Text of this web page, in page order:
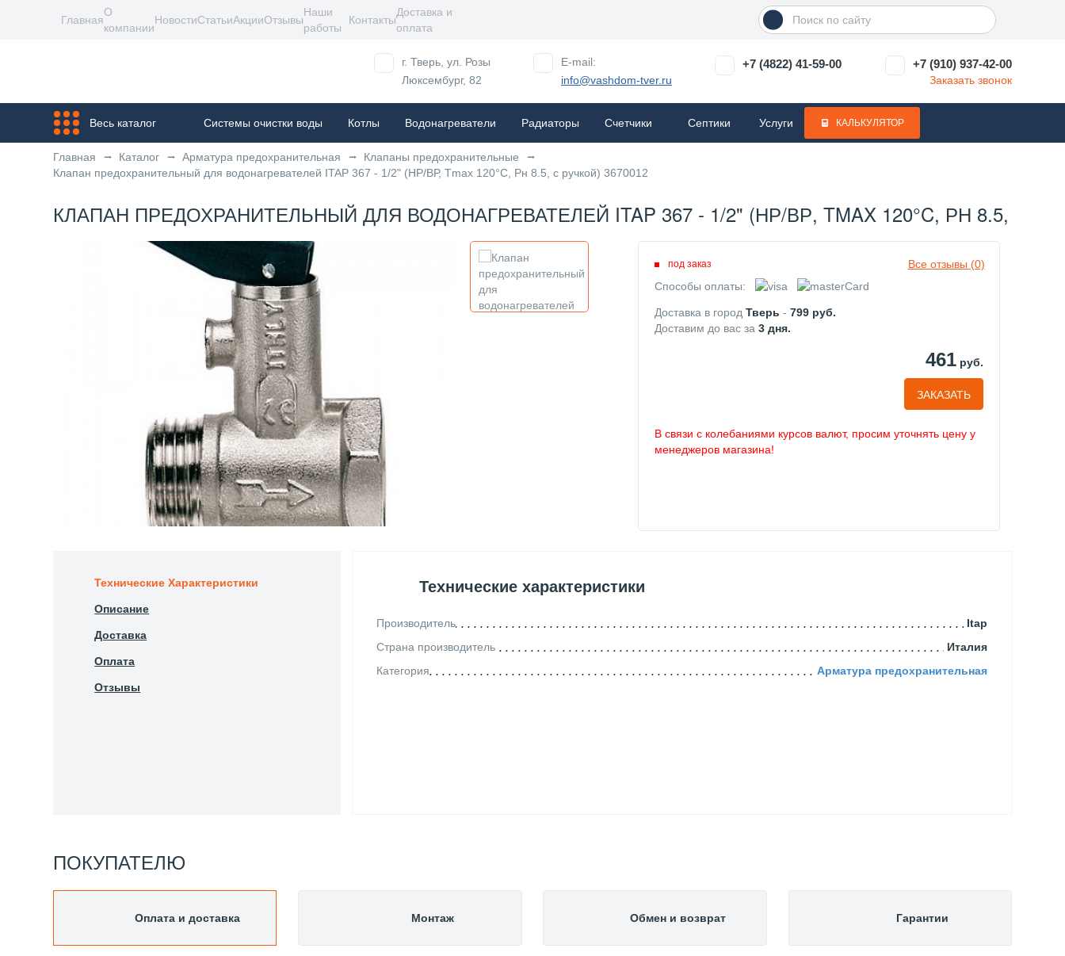
Главная
О
компании
НовостиСтатьиАкцииОтзывы
Наши
работы
Контакты
Доставка и
оплата
г. Тверь, ул. Розы
Люксембург, 82
E-mail:
info@vashdom-tver.ru
+7 (4822) 41-59-00 +7 (910) 937-42-00
Заказать звонок
Весь каталог Системы очистки воды Котлы Водонагреватели Радиаторы Cчетчики Септики Услуги КАЛЬКУЛЯТОР
Главная Каталог Арматура предохранительная
Клапаны предохранительные
Клапан предохранительный для водонагревателей ITAP 367 - 1/2" (НР/ВР, Tmax 120°C, Рн 8.5, с ручкой) 3670012
КЛАПАН ПРЕДОХРАНИТЕЛЬНЫЙ ДЛЯ ВОДОНАГРЕВАТЕЛЕЙ ITAP 367 - 1/2" (НР/ВР, TMAX 120°C, РН 8.5, С
Все отзывы (0)
под заказ
Способы оплаты:
Доставка в город Тверь - 799 руб.
Доставим до вас за 3 дня.
461руб.
ЗАКАЗАТЬ
В связи с колебаниями курсов валют, просим уточнять цену у
менеджеров магазина!
Технические Характеристики Технические характеристики
Производитель
Itap
Страна производитель
Италия
Категория
Арматура предохранительная
Описание
Доставка
Оплата
Отзывы
ПОКУПАТЕЛЮ
Оплата и доставка Монтаж Обмен и возврат Гарантии